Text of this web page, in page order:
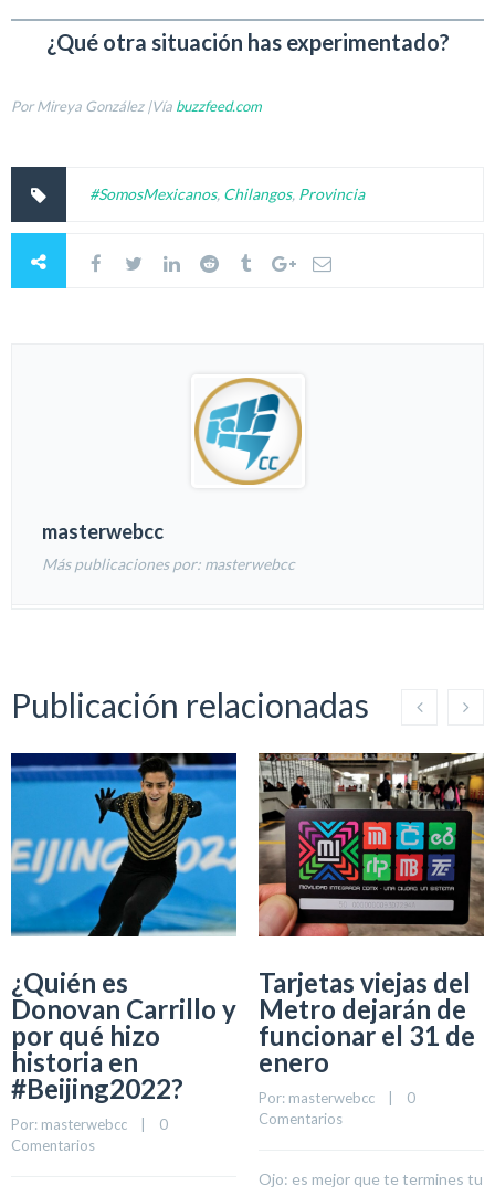
¿Qué otra situación has experimentado?
Por Mireya González |Vía buzzfeed.com
#SomosMexicanos, Chilangos, Provincia
masterwebcc
Más publicaciones por: masterwebcc
Publicación relacionadas
¿Quién es
Donovan Carrillo y
por qué hizo
historia en
#Beijing2022?
Por: masterwebcc
0
Comentarios
Tarjetas viejas del
Metro dejarán de
funcionar el 31 de
enero
Por: masterwebcc
0
Comentarios
Ojo: es mejor que te termines tu